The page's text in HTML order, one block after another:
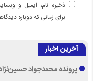
ذخیره نام، ایمیل و
برای زمانی که دوباره
آخرین اخبار
پرونده محمدجواد